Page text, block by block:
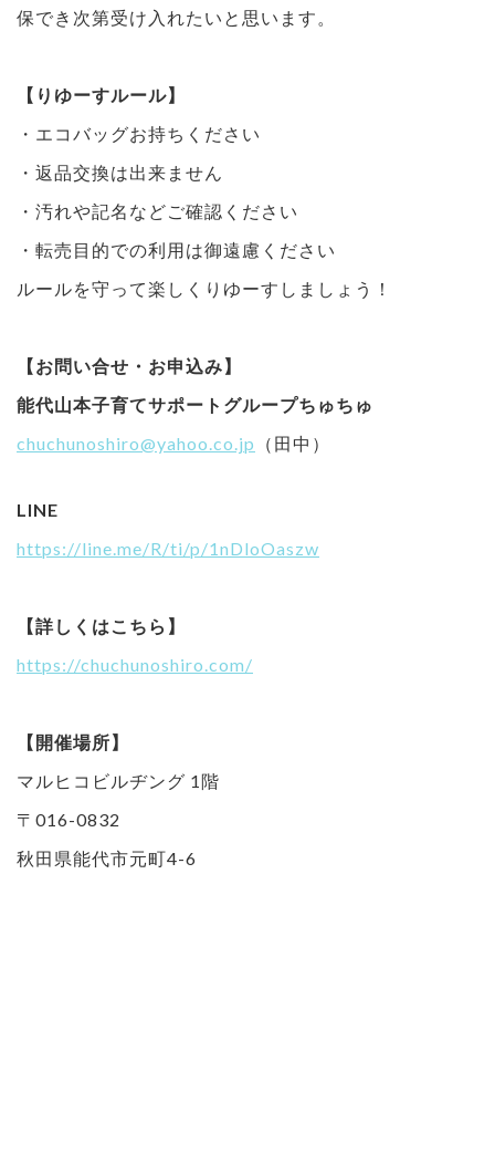
保でき次第受け入れたいと思います。
【りゆーすルール】
・エコバッグお持ちください
・返品交換は出来ません
・汚れや記名などご確認ください
・転売目的での利用は御遠慮ください
ルールを守って楽しくりゆーすしましょう！
【お問い合せ・お申込み】
能代山本子育てサポートグループちゅちゅ
chuchunoshiro@yahoo.co.jp
（田中）
LINE
https://line.me/R/ti/p/1nDloOaszw
【詳しくはこちら】
https://chuchunoshiro.com/
【開催場所】
マルヒコビルヂング 1階
〒016-0832
秋田県能代市元町4-6